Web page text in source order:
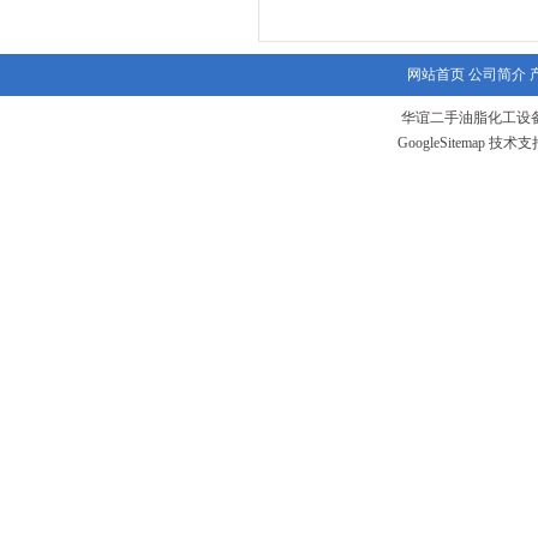
网站首页 公司简介
华谊二手油脂化工设
GoogleSitemap 技术支